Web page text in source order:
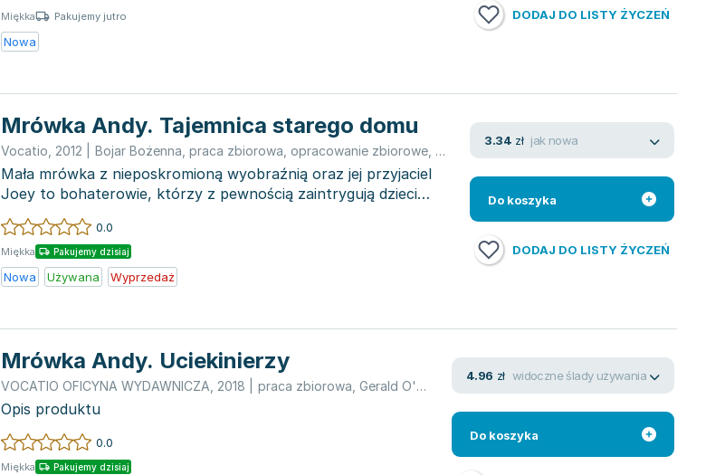
Miękka Pakujemy jutro
Nowa
DODAJ DO LISTY ŻYCZEŃ
Mrówka Andy. Tajemnica starego domu
Vocatio 2012 Bojar Bożenna praca zbiorowa opracowanie zbiorowe Gerald O'Nan Norman McGary
Mała mrówka z nieposkromioną wyobraźnią oraz jej przyjaciel
Joey to bohaterowie, którzy z pewnością zaintrygują dzieci
swoimi nies...
0.0
Miękka Pakujemy dzisiaj
Nowa Używana Wyprzedaż
3.34 zł jak nowa
Do koszyka
DODAJ DO LISTY ŻYCZEŃ
Mrówka Andy. Uciekinierzy
VOCATIO OFICYNA WYDAWNICZA 2018 praca zbiorowa Gerald O'Nan Norman McGary
Opis produktu
0.0
Miękka Pakujemy dzisiaj
4.96 zł widoczne ślady używania
Do koszyka